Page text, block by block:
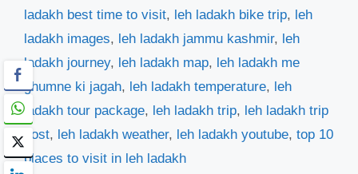
ladakh best time to visit, leh ladakh bike trip, leh
ladakh images, leh ladakh jammu kashmir, leh
ladakh journey, leh ladakh map, leh ladakh me
ghumne ki jagah, leh ladakh temperature, leh
ladakh tour package, leh ladakh trip, leh ladakh trip
cost, leh ladakh weather, leh ladakh youtube, top 10
places to visit in leh ladakh